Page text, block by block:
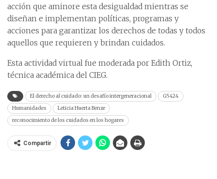
acción que aminore esta desigualdad mientras se
diseñan e implementan políticas, programas y
acciones para garantizar los derechos de todas y todos
aquellos que requieren y brindan cuidados.
Esta actividad virtual fue moderada por Edith Ortiz,
técnica académica del CIEG.
El derecho al cuidado: un desafío intergeneracional
G5424
Humanidades
Leticia Huerta Benze
reconocimiento de los cuidados en los hogares
Compartir